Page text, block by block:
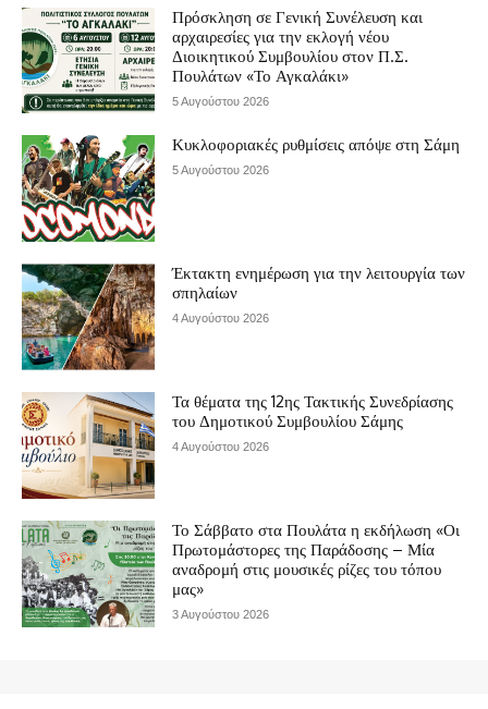
Πρόσκληση σε Γενική Συνέλευση και
αρχαιρεσίες για την εκλογή νέου
Διοικητικού Συμβουλίου στον Π.Σ.
Πουλάτων «Το Αγκαλάκι»
5 Αυγούστου 2026
Κυκλοφοριακές ρυθμίσεις απόψε στη Σάμη
5 Αυγούστου 2026
Έκτακτη ενημέρωση για την λειτουργία των
σπηλαίων
4 Αυγούστου 2026
Τα θέματα της 12ης Τακτικής Συνεδρίασης
του Δημοτικού Συμβουλίου Σάμης
4 Αυγούστου 2026
Το Σάββατο στα Πουλάτα η εκδήλωση «Οι
Πρωτομάστορες της Παράδοσης – Μία
αναδρομή στις μουσικές ρίζες του τόπου
μας»
3 Αυγούστου 2026